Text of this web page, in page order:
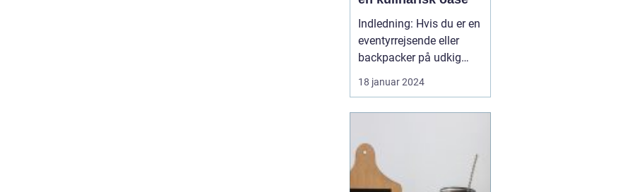
Indledning: Hvis du er en
eventyrrejsende eller
backpacker på udkig
efter en uforglemmelig
gastronomisk oplevelse,
charmerende byområde i
den smukke
Nordsjælland-region i
18 januar 2024